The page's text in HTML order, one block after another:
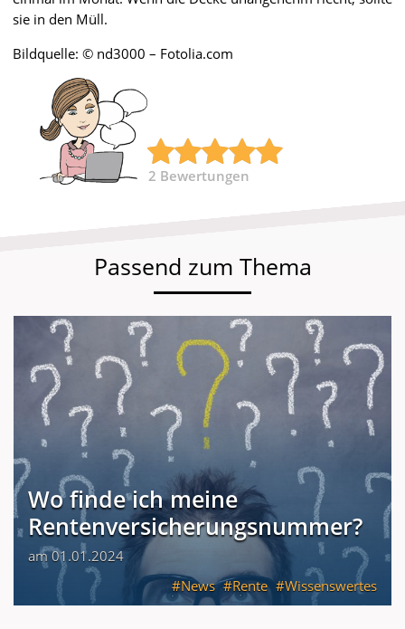
sie in den Müll.
Bildquelle: © nd3000 – Fotolia.com
2 Bewertungen
Passend zum Thema
Wo finde ich meine
Rentenversicherungsnummer?
am 01.01.2024
News
Rente Wissenswertes